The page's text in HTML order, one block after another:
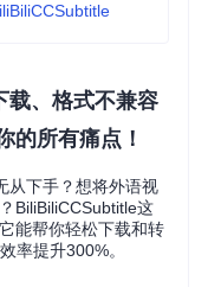
载、格式不兼容
的所有痛点！
从下手？想将外语视
BiliBiliCCSubtitle这
能帮你轻松下载和转
率提升300%。